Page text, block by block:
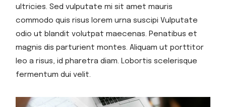
ultricies. Sed vulputate mi sit amet mauris
commodo quis risus lorem urna suscipi Vulputate
odio ut blandit volutpat maecenas. Penatibus et
magnis dis parturient montes. Aliquam ut porttitor
leo a risus, id pharetra diam. Lobortis scelerisque
fermentum dui velit.